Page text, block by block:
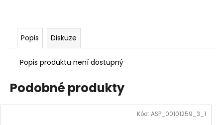
Popis Diskuze
Popis produktu není dostupný
Podobné produkty
Kód: ASP_00101259_3_1